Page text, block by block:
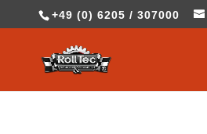
+49 (0) 6205 / 307000